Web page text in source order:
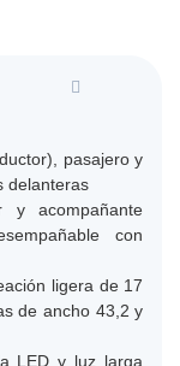
pasajero y
delanteras
y acompañante
con
ligera de 17
de ancho 43,2 y
LED y luz larga